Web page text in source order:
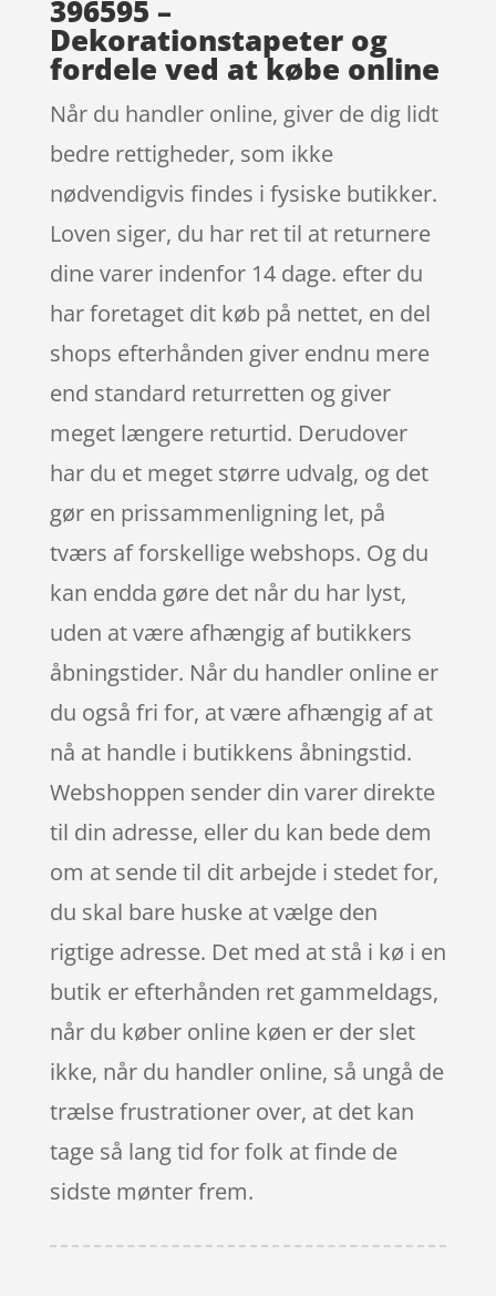
396595 –
Dekorationstapeter og
fordele ved at købe online
Når du handler online, giver de dig lidt
bedre rettigheder, som ikke
nødvendigvis findes i fysiske butikker.
Loven siger, du har ret til at returnere
dine varer indenfor 14 dage. efter du
har foretaget dit køb på nettet, en del
shops efterhånden giver endnu mere
end standard returretten og giver
meget længere returtid. Derudover
har du et meget større udvalg, og det
gør en prissammenligning let, på
tværs af forskellige webshops. Og du
kan endda gøre det når du har lyst,
uden at være afhængig af butikkers
åbningstider. Når du handler online er
du også fri for, at være afhængig af at
nå at handle i butikkens åbningstid.
Webshoppen sender din varer direkte
til din adresse, eller du kan bede dem
om at sende til dit arbejde i stedet for,
du skal bare huske at vælge den
rigtige adresse. Det med at stå i kø i en
butik er efterhånden ret gammeldags,
når du køber online køen er der slet
ikke, når du handler online, så ungå de
trælse frustrationer over, at det kan
tage så lang tid for folk at finde de
sidste mønter frem.